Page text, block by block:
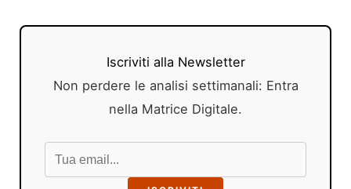
Iscriviti alla Newsletter
Non perdere le analisi settimanali: Entra
nella Matrice Digitale.